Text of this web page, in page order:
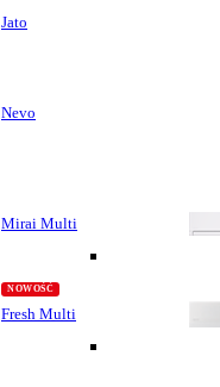
Jato
Nevo
Mirai Multi
Fresh Multi